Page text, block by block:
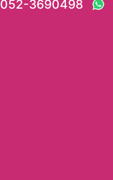
052-3690498